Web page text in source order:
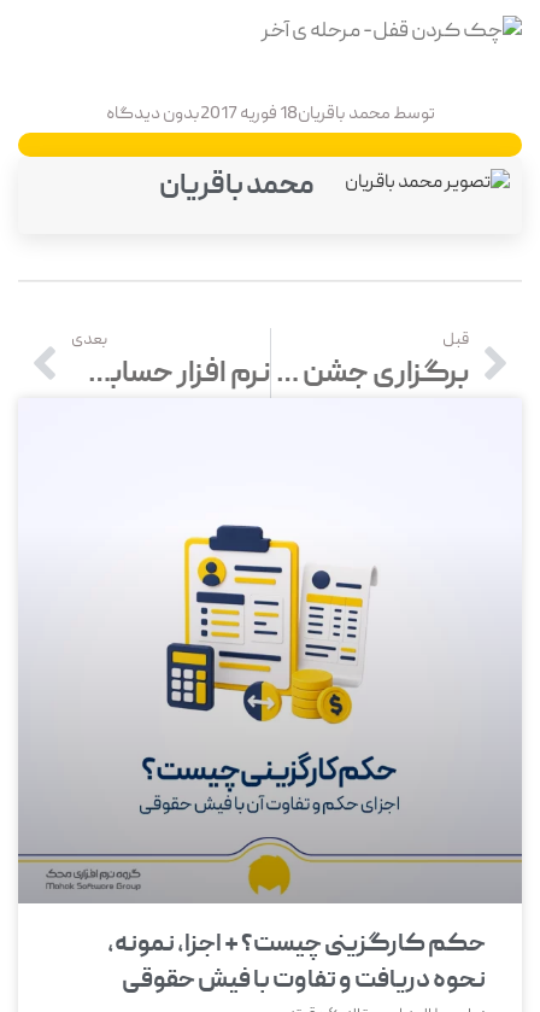
توسطمحمد باقریان18 فوریه 2017 بدون دیدگاه
محمد باقریان
قبل
برگزاری جشن 10 سالگی محک ویژه اعضای کلوپ مدیران
بعدی
نرم افزار حسابداری رایگان (دمو آنلاین نرم افزار حسابداری محک)
حکم کارگزینی چیست؟ + اجزا، نمونه،
نحوه دریافت و تفاوت با فیش حقوقی